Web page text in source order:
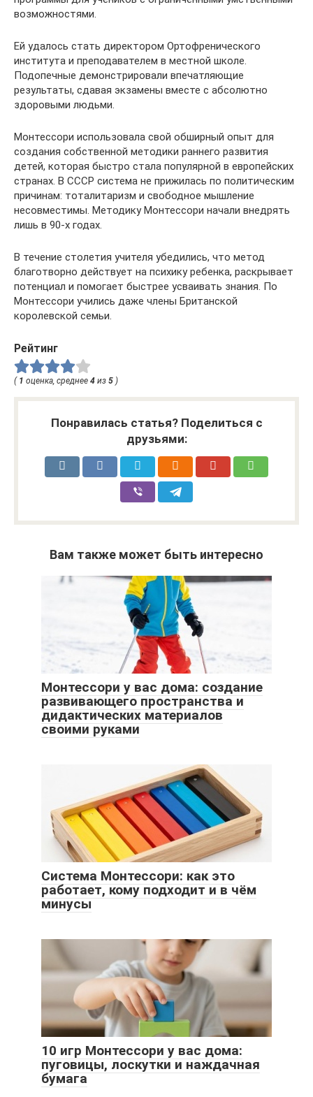
возможностями.
Ей удалось стать директором Ортофренического
института и преподавателем в местной школе.
Подопечные демонстрировали впечатляющие
результаты, сдавая экзамены вместе с абсолютно
здоровыми людьми.
Монтессори использовала свой обширный опыт для
создания собственной методики раннего развития
детей, которая быстро стала популярной в европейских
странах. В СССР система не прижилась по политическим
причинам: тоталитаризм и свободное мышление
несовместимы. Методику Монтессори начали внедрять
лишь в 90-х годах.
В течение столетия учителя убедились, что метод
благотворно действует на психику ребенка, раскрывает
потенциал и помогает быстрее усваивать знания. По
Монтессори учились даже члены Британской
королевской семьи.
Рейтинг
( 1 оценка, среднее 4 из 5 )
Понравилась статья? Поделиться с
друзьями:
Вам также может быть интересно
Монтессори у вас дома: создание
развивающего пространства и
дидактических материалов
своими руками
Система Монтессори: как это
работает, кому подходит и в чём
минусы
10 игр Монтессори у вас дома:
пуговицы, лоскутки и наждачная
бумага